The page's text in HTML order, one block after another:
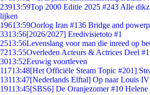
23913:59Top 2000 Editie 2025 #243 Alle
lijken
19613:59Oorlog Iran #136 Bridge and
3313:56[2026/2027] Eredivisietoto #1
2513:56Levenslang voor man die inreed op
7213:55Overleden Acteurs & Actrices Deel
3013:52Eeuwig voortleven
11713:48[Het Officiële Steam Topic #201]
13113:47[Nederlands Elftal] Op naar Louis
19113:45[SBS6] De Oranjezomer #10 Helene